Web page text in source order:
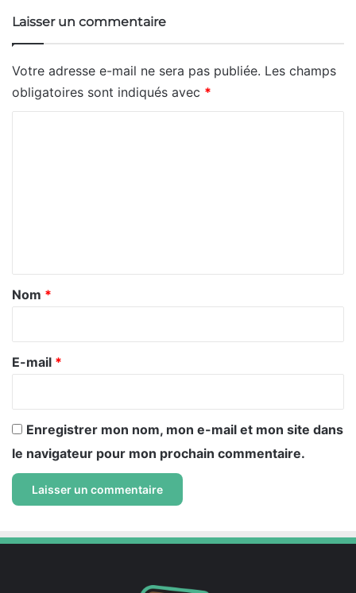
Laisser un commentaire
Votre adresse e-mail ne sera pas publiée. Les champs
obligatoires sont indiqués avec *
a
e
Nom *
E-mail *
Enregistrer mon nom, mon e-mail et mon site dans
le navigateur pour mon prochain commentaire.